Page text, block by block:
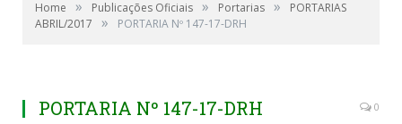
Home » Publicações Oficiais » Portarias »
PORTARIAS
ABRIL/2017
» PORTARIA Nº 147-17-DRH
PORTARIA Nº 147-17-DRH 0